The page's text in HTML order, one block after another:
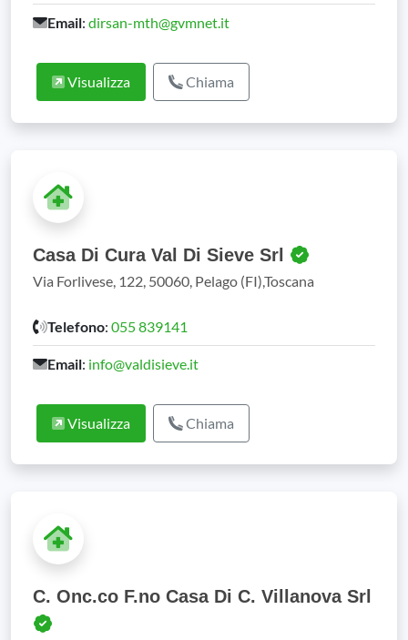
Email: dirsan-mth@gvmnet.it
Visualizza Chiama
Casa Di Cura Val Di Sieve Srl
Via Forlivese, 122, 50060, Pelago (FI),Toscana
Telefono: 055 839141
Email: info@valdisieve.it
Visualizza Chiama
C. Onc.co F.no Casa Di C. Villanova Srl